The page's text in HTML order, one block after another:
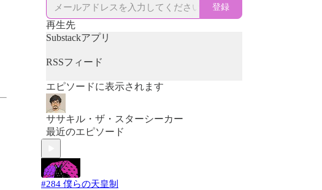
登録
再生先
Substackアプリ
RSSフィード
エピソードに表示されます
ササキル・ザ・スターシーカー
最近のエピソード
#284 僕らの天皇制